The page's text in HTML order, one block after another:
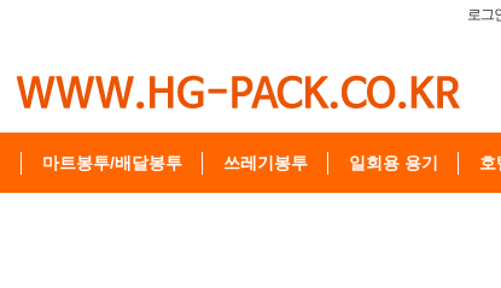
로그
마트봉투/배달봉투 쓰레기봉투 일회용 용기 호